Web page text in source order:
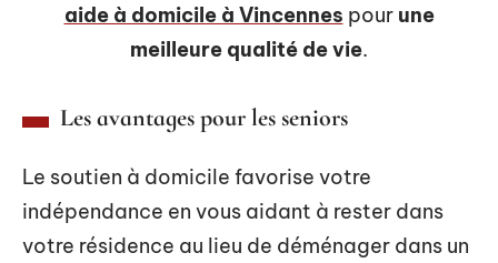
aide à domicile à Vincennes pour une
meilleure qualité de vie.
Les avantages pour les seniors
Le soutien à domicile favorise votre
indépendance en vous aidant à rester dans
votre résidence au lieu de déménager dans un